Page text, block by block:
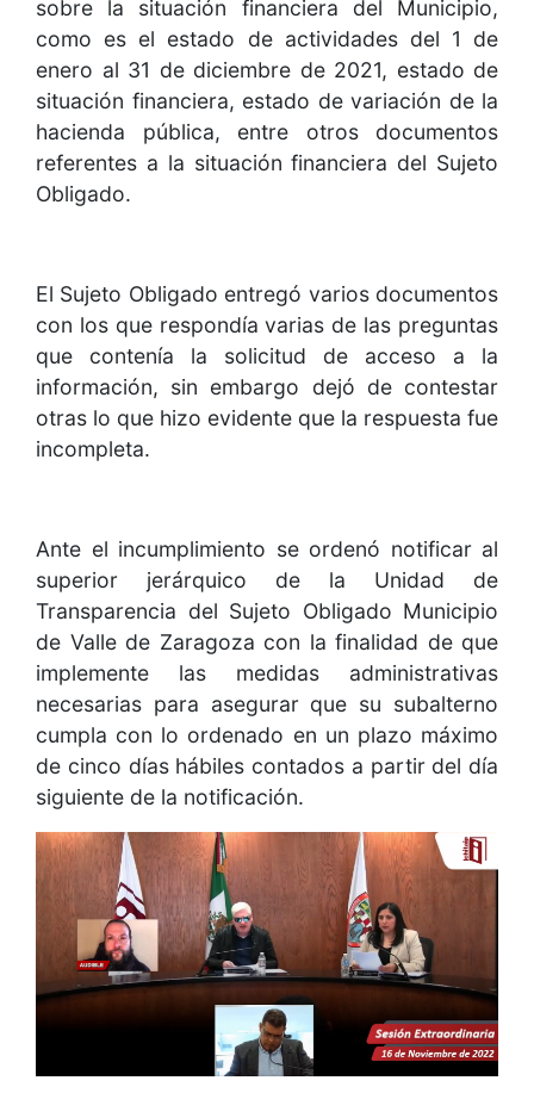
sobre la situación financiera del Municipio,
como es el estado de actividades del 1 de
enero al 31 de diciembre de 2021, estado de
situación financiera, estado de variación de la
hacienda pública, entre otros documentos
referentes a la situación financiera del Sujeto
Obligado.
El Sujeto Obligado entregó varios documentos
con los que respondía varias de las preguntas
que contenía la solicitud de acceso a la
información, sin embargo dejó de contestar
otras lo que hizo evidente que la respuesta fue
incompleta.
Ante el incumplimiento se ordenó notificar al
superior jerárquico de la Unidad de
Transparencia del Sujeto Obligado Municipio
de Valle de Zaragoza con la finalidad de que
implemente las medidas administrativas
necesarias para asegurar que su subalterno
cumpla con lo ordenado en un plazo máximo
de cinco días hábiles contados a partir del día
siguiente de la notificación.